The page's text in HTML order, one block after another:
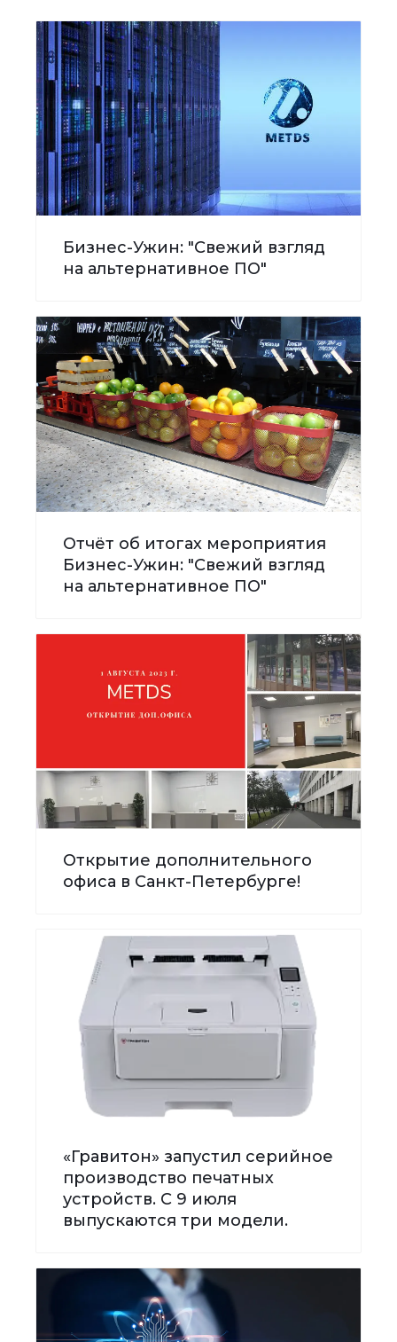
Бизнес-Ужин: "Свежий взгляд
на альтернативное ПО"
Отчёт об итогах мероприятия
Бизнес-Ужин: "Свежий взгляд
на альтернативное ПО"
Открытие дополнительного
офиса в Санкт-Петербурге!
«Гравитон» запустил серийное
производство печатных
устройств. С 9 июля
выпускаются три модели.